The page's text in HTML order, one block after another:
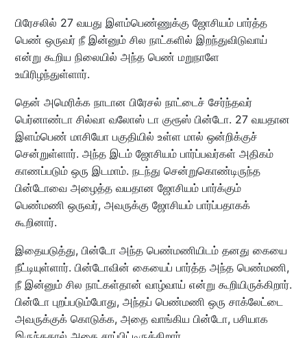
பிரேசலில் 27 வயது இளம்பெண்ணுக்கு ஜோசியம் பார்த்த
பெண் ஒருவர் நீ இன்னும் சில நாட்களில் இறந்துவிடுவாய்
என்று கூறிய நிலையில் அந்த பெண் மறுநாளே
உயிரிழந்துள்ளார்.
தென் அமெரிக்க நாடான பிரேசல் நாட்டைச் சேர்ந்தவர்
பெர்னாண்டா சில்வா வலோஸ் டா குரூஸ் பின்டோ. 27 வயதான
இளம்பெண் மாசியோ பகுதியில் உள்ள மால் ஒன்றிக்குச்
சென்றுள்ளார். அந்த இடம் ஜோசியம் பார்ப்பவர்கள் அதிகம்
காணப்படும் ஒரு இடமாம். நடந்து சென்றுகொண்டிருந்த
பின்டோவை அழைத்த வயதான ஜோசியம் பார்க்கும்
பெண்மணி ஒருவர், அவருக்கு ஜோசியம் பார்ப்பதாகக்
கூறினார்.
இதையடுத்து, பின்டோ அந்த பெண்மணியிடம் தனது கையை
நீட்டியுள்ளார். பின்டோவின் கையைப் பார்த்த அந்த பெண்மணி,
நீ இன்னும் சில நாட்கள்தான் வாழ்வாய் என்று கூறியிருக்கிறார்.
பின்டோ புறப்படும்போது, அந்தப் பெண்மணி ஒரு சாக்லேட்டை
அவருக்குக் கொடுக்க, அதை வாங்கிய பின்டோ, பசியாக